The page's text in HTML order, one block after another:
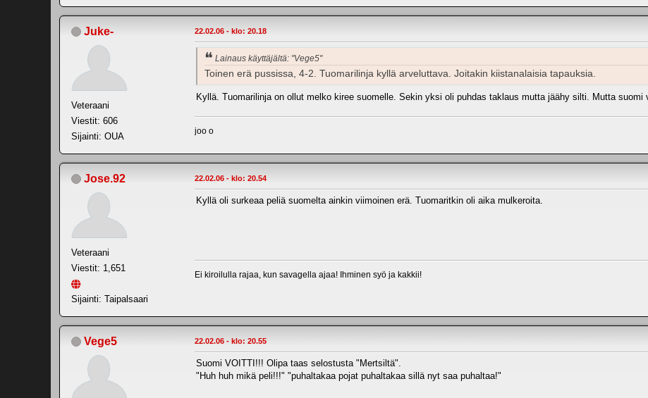
Juke-
Veteraani
Viestit: 606
Sijainti: OUA
22.02.06 - klo: 20.18
Lainaus käyttäjältä: "Vege5"
Toinen erä pussissa, 4-2. Tuomarilinja kyllä arveluttava. Joitakin kiistanalaisia tapauksia.
Kyllä. Tuomarilinja on ollut melko kiree suomelle. Sekin yksi oli puhdas taklaus mutta jäähy silti. Mutta suomi
joo o
Jose.92
Veteraani
Viestit: 1,651
Sijainti: Taipalsaari
22.02.06 - klo: 20.54
Kyllä oli surkeaa peliä suomelta ainkin viimoinen erä. Tuomaritkin oli aika mulkeroita.
Ei kiroilulla rajaa, kun savagella ajaa! Ihminen syö ja kakkii!
Vege5 22.02.06 - klo: 20.55
Suomi VOITTI!!! Olipa taas selostusta "Mertsiltä".
"Huh huh mikä peli!!!" "puhaltakaa pojat puhaltakaa sillä nyt saa puhaltaa!"